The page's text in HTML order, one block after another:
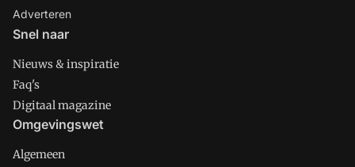
Adverteren
Snel naar
Nieuws & inspiratie
Faq's
Digitaal magazine
Omgevingswet
Algemeen